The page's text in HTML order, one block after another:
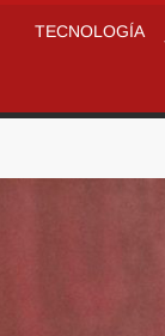
TECNOLOGÍA